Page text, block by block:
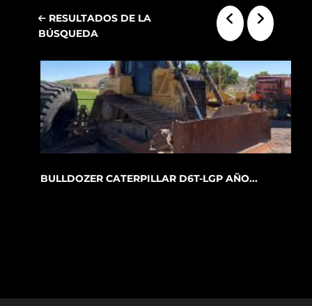
RESULTADOS DE LA
BÚSQUEDA
BULLDOZER CATERPILLAR D6T-LGP AÑO...